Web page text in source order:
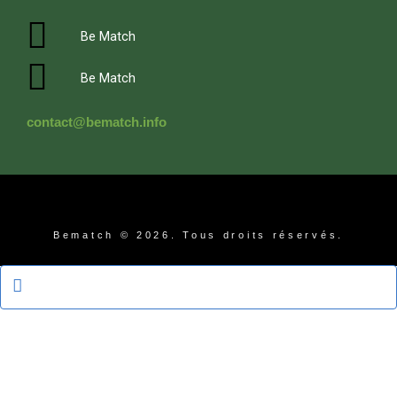
Be Match
Be Match
contact@bematch.info
Bematch © 2026. Tous droits réservés.